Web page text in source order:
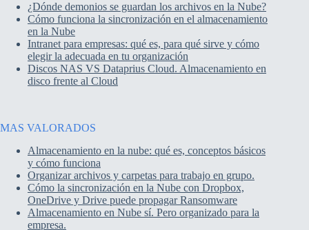
¿Dónde demonios se guardan los archivos en la Nube?
Cómo funciona la sincronización en el almacenamiento
en la Nube
Intranet para empresas: qué es, para qué sirve y cómo
elegir la adecuada en tu organización
Discos NAS VS Dataprius Cloud. Almacenamiento en
disco frente al Cloud
MAS VALORADOS
Almacenamiento en la nube: qué es, conceptos básicos
y cómo funciona
Organizar archivos y carpetas para trabajo en grupo.
Cómo la sincronización en la Nube con Dropbox,
OneDrive y Drive puede propagar Ransomware
Almacenamiento en Nube sí. Pero organizado para la
empresa.